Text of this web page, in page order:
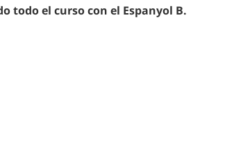
todo el curso con el Espanyol B.